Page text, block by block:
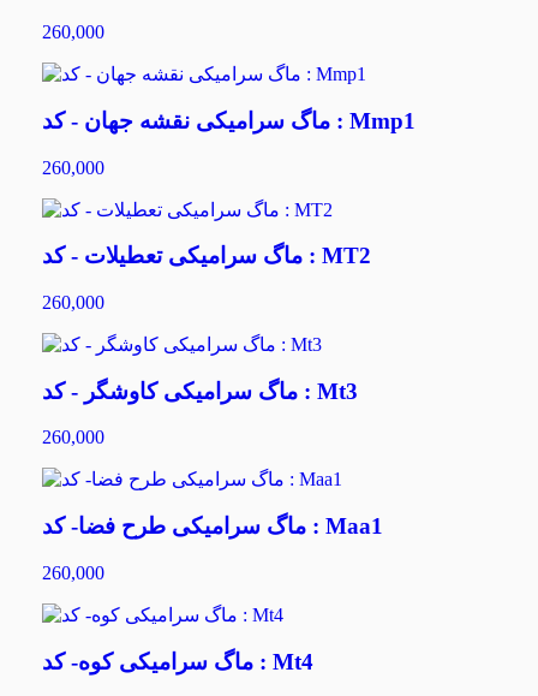
260,000
ماگ سرامیکی نقشه جهان - کد : Mmp1
260,000
ماگ سرامیکی تعطیلات - کد : MT2
260,000
ماگ سرامیکی کاوشگر - کد : Mt3
260,000
ماگ سرامیکی طرح فضا- کد : Maa1
260,000
ماگ سرامیکی کوه- کد : Mt4